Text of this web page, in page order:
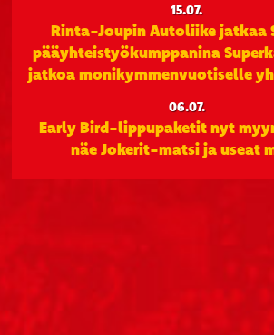
15.07.
Rinta-Joupin Autoliike jatkaa
pääyhteistyökumppanina
jatkoa monikymmenvuotiselle
06.07.
Early Bird-lippupaketit nyt
näe Jokerit-matsi ja useat